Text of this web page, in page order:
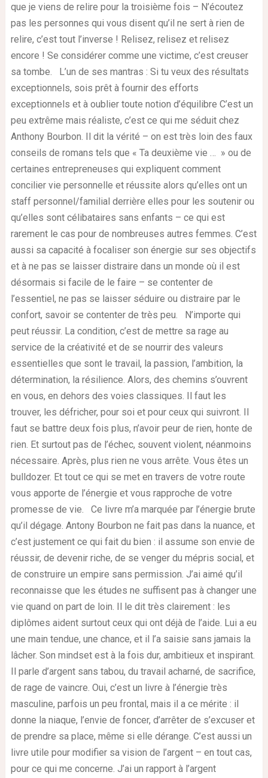
que je viens de relire pour la troisième fois – N’écoutez
pas les personnes qui vous disent qu’il ne sert à rien de
relire, c’est tout l’inverse ! Relisez, relisez et relisez
encore ! Se considérer comme une victime, c’est creuser
sa tombe. L’un de ses mantras : Si tu veux des résultats
exceptionnels, sois prêt à fournir des efforts
exceptionnels et à oublier toute notion d’équilibre C’est un
peu extrême mais réaliste, c’est ce qui me séduit chez
Anthony Bourbon. Il dit la vérité – on est très loin des faux
conseils de romans tels que « Ta deuxième vie … » ou de
certaines entrepreneuses qui expliquent comment
concilier vie personnelle et réussite alors qu’elles ont un
staff personnel/familial derrière elles pour les soutenir ou
qu’elles sont célibataires sans enfants – ce qui est
rarement le cas pour de nombreuses autres femmes. C’est
aussi sa capacité à focaliser son énergie sur ses objectifs
et à ne pas se laisser distraire dans un monde où il est
désormais si facile de le faire – se contenter de
l’essentiel, ne pas se laisser séduire ou distraire par le
confort, savoir se contenter de très peu. N’importe qui
peut réussir. La condition, c’est de mettre sa rage au
service de la créativité et de se nourrir des valeurs
essentielles que sont le travail, la passion, l’ambition, la
détermination, la résilience. Alors, des chemins s’ouvrent
en vous, en dehors des voies classiques. Il faut les
trouver, les défricher, pour soi et pour ceux qui suivront. Il
faut se battre deux fois plus, n’avoir peur de rien, honte de
rien. Et surtout pas de l’échec, souvent violent, néanmoins
nécessaire. Après, plus rien ne vous arrête. Vous êtes un
bulldozer. Et tout ce qui se met en travers de votre route
vous apporte de l’énergie et vous rapproche de votre
promesse de vie. Ce livre m’a marquée par l’énergie brute
qu’il dégage. Antony Bourbon ne fait pas dans la nuance, et
c’est justement ce qui fait du bien : il assume son envie de
réussir, de devenir riche, de se venger du mépris social, et
de construire un empire sans permission. J’ai aimé qu’il
reconnaisse que les études ne suffisent pas à changer une
vie quand on part de loin. Il le dit très clairement : les
diplômes aident surtout ceux qui ont déjà de l’aide. Lui a eu
une main tendue, une chance, et il l’a saisie sans jamais la
lâcher. Son mindset est à la fois dur, ambitieux et inspirant.
Il parle d’argent sans tabou, du travail acharné, de sacrifice,
de rage de vaincre. Oui, c’est un livre à l’énergie très
masculine, parfois un peu frontal, mais il a ce mérite : il
donne la niaque, l’envie de foncer, d’arrêter de s’excuser et
de prendre sa place, même si elle dérange. C’est aussi un
livre utile pour modifier sa vision de l’argent – en tout cas,
pour ce qui me concerne. J’ai un rapport à l’argent